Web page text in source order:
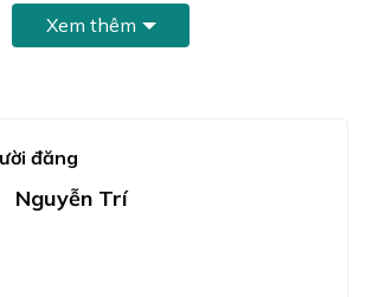
thành phần chính của xương, còn
trẻ em phát triển xương và răng
nguy cơ còi xương.
ở người lớn:
để duy trì độ chắc khỏe của xương và
là khi tuổi tác gia tăng nguy cơ loãng
Xem thêm
đăng
Nguyễn Trí